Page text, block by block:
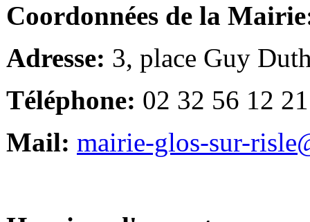
Coordonnées de la
Adresse: 3, place Guy
Téléphone: 02 32 56 12 21
Mail: mairie-glos-sur-